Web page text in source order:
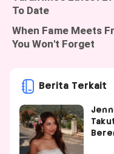
Berita Terkait